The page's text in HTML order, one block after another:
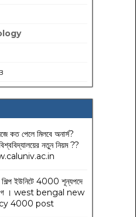
কত পেলে মিলবে অনার্স?
নতুন নিয়ম??
শিল্প ইউনিটে 4000 শূন্যপদে
। west bengal new
4000 post